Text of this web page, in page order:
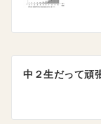
ン
中２生だって頑